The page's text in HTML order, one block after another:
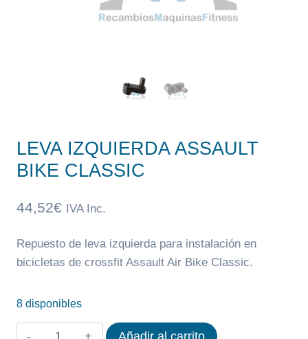
LEVA IZQUIERDA ASSAULT
BIKE CLASSIC
44,52€ IVA Inc.
Repuesto de leva izquierda para instalación en
bicicletas de crossfit Assault Air Bike Classic.
8 disponibles
LEVA